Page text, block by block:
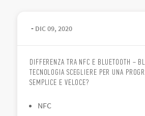
- DIC09, 2020
DIFFERENZA TRA NFC E BLUETOOTH –
TECNOLOGIA SCEGLIERE PER UNA
SEMPLICE E VELOCE?
NFC